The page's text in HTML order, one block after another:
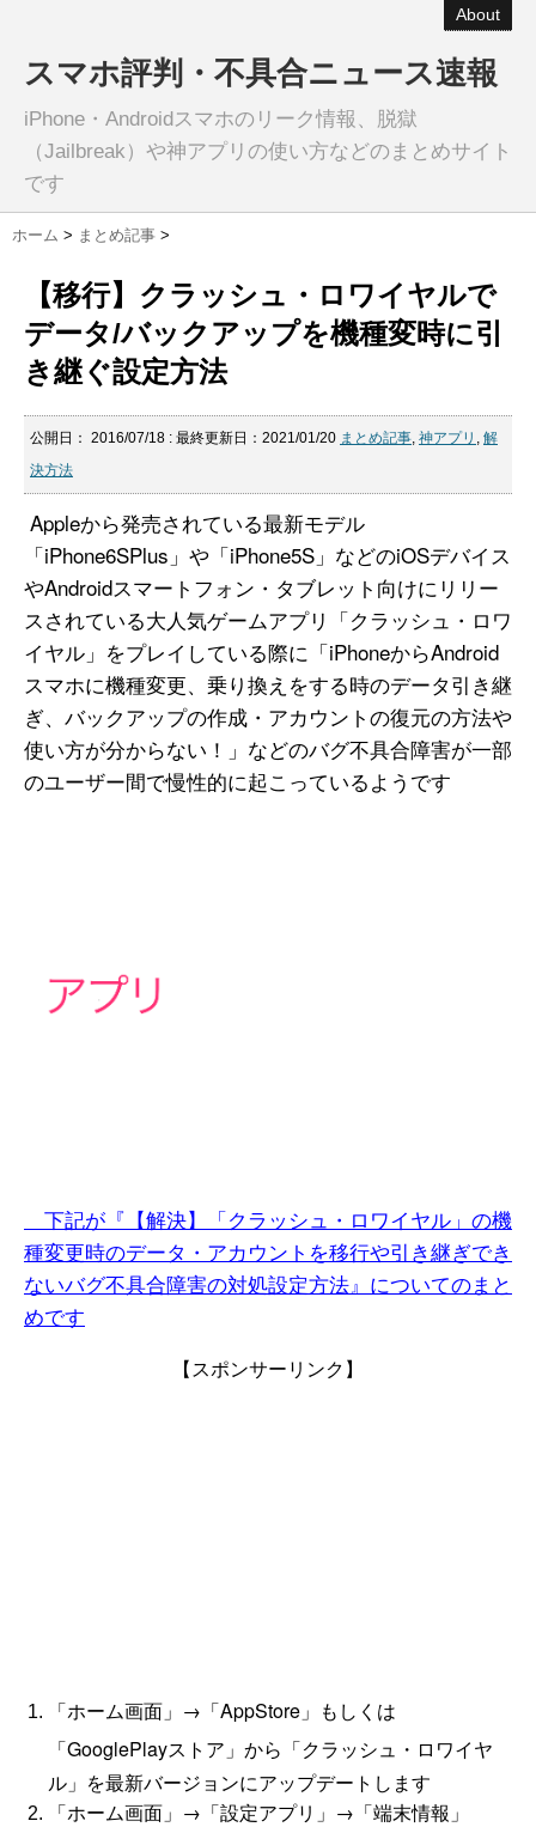
About
スマホ評判・不具合ニュース速報
iPhone・Androidスマホのリーク情報、脱獄
（Jailbreak）や神アプリの使い方などのまとめサイト
です
ホーム > まとめ記事 >
【移行】クラッシュ・ロワイヤルで
データ/バックアップを機種変時に引
き継ぐ設定方法
公開日： 2016/07/18 : 最終更新日：2021/01/20 まとめ記事, 神アプリ , 解
決方法
Appleから発売されている最新モデル
「iPhone6SPlus」や「iPhone5S」などのiOSデバイス
やAndroidスマートフォン・タブレット向けにリリー
スされている大人気ゲームアプリ「クラッシュ・ロワ
イヤル」をプレイしている際に「iPhoneからAndroid
スマホに機種変更、乗り換えをする時のデータ引き継
ぎ、バックアップの作成・アカウントの復元の方法や
使い方が分からない！」などのバグ不具合障害が一部
のユーザー間で慢性的に起こっているようです
下記が『【解決】「クラッシュ・ロワイヤル」の機
種変更時のデータ・アカウントを移行や引き継ぎでき
ないバグ不具合障害の対処設定方法』についてのまと
めです
【スポンサーリンク】
「ホーム画面」→「AppStore」もしくは
「GooglePlayストア」から「クラッシュ・ロワイヤ
ル」を最新バージョンにアップデートします
「ホーム画面」→「設定アプリ」→「端末情報」